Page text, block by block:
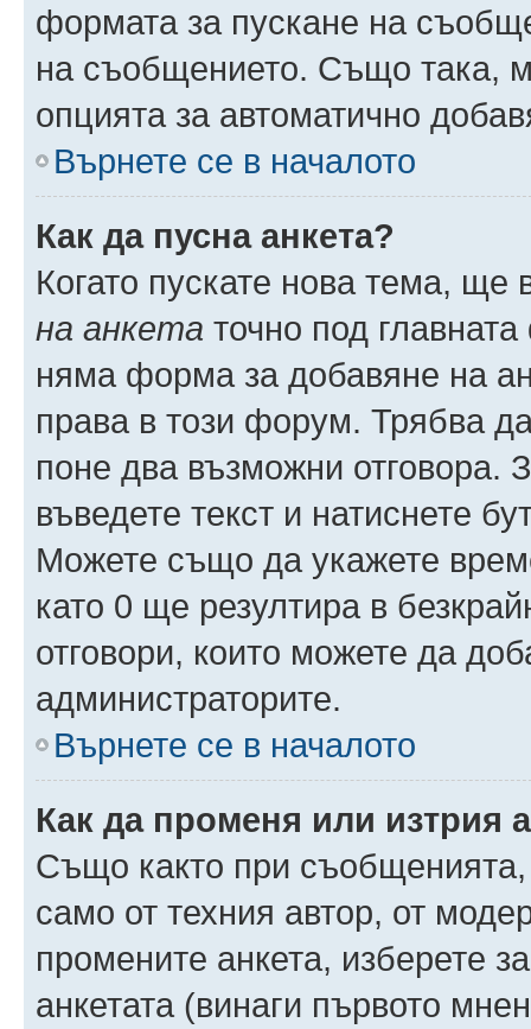
формата за пускане на
на съобщението. Също така,
опцията за автоматично
Върнете се в началото
Как да пусна анкета?
Когато пускате нова тема,
на анкета точно под
няма форма за добавяне на
права в този форум. Трябва
поне два възможни отговора.
въведете текст и натиснете
Можете също да укажете
като 0 ще резултира в
отговори, които можете да
администраторите.
Върнете се в началото
Как да променя или изтрия
Също както при съобщенията,
само от техния автор, от
промените анкета, изберете
анкетата (винаги първото